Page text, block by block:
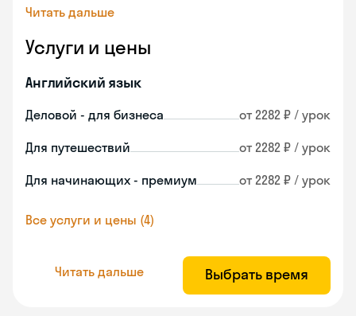
Читать дальше
Услуги и цены
Английский язык
Деловой - для бизнеса от 2282 ₽ / урок
Для путешествий от 2282 ₽ / урок
Для начинающих - премиум от 2282 ₽ / урок
Все услуги и цены (4)
Читать дальше Выбрать время